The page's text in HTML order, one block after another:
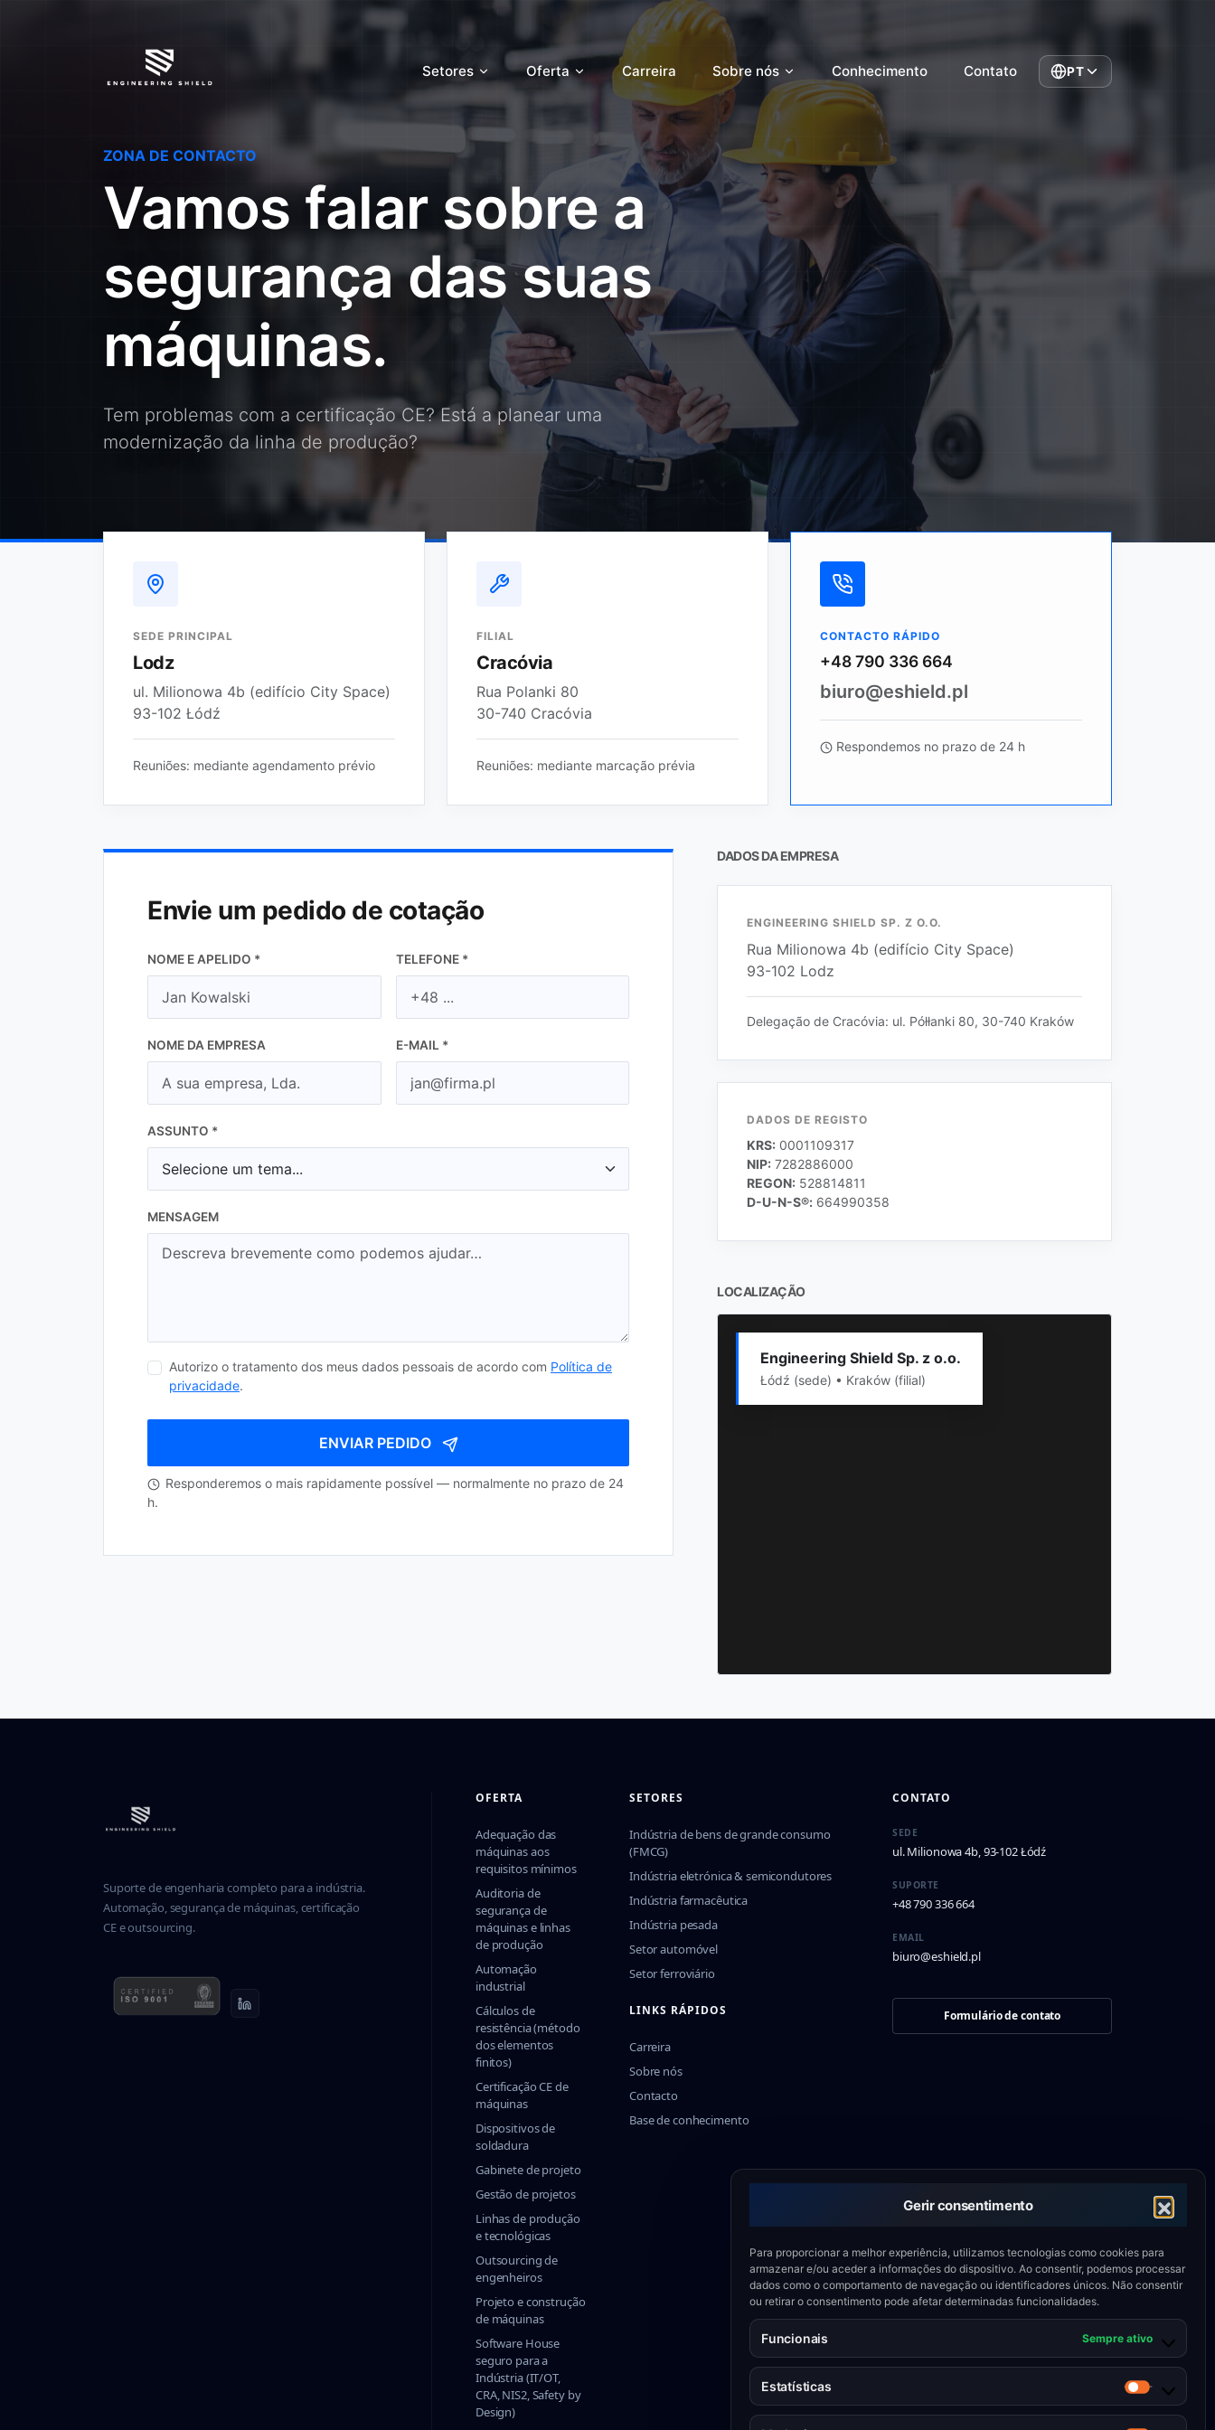
Gerir consentimento
Para proporcionar a melhor experiência, utilizamos tecnologias como cookies para
armazenar e/ou aceder a informações do dispositivo. Ao consentir, podemos processar
dados como o comportamento de navegação ou identificadores únicos. Não consentir
ou retirar o consentimento pode afetar determinadas funcionalidades.
Funcionais Sempre ativo
Estatísticas
Setores Oferta Carreira Sobre nós Conhecimento Contato PT
ZONA DE CONTACTO
Vamos falar sobre a
segurança das suas
máquinas.
Tem problemas com a certificação CE? Está a planear uma
modernização da linha de produção?
SEDE PRINCIPAL
Lodz
ul. Milionowa 4b (edifício City Space)
93-102 Łódź
Reuniões: mediante agendamento prévio
FILIAL
Cracóvia
Rua Polanki 80
30-740 Cracóvia
Reuniões: mediante marcação prévia
CONTACTO RÁPIDO
+48 790 336 664
biuro@eshield.pl
Respondemos no prazo de 24 h
Envie um pedido de cotação
NOME E APELIDO * TELEFONE *
NOME DA EMPRESA E-MAIL *
ASSUNTO *
MENSAGEM
Autorizo o tratamento dos meus dados pessoais de acordo com Política de
privacidade.
ENVIAR PEDIDO
Responderemos o mais rapidamente possível — normalmente no prazo de 24
h.
DADOS DA EMPRESA
ENGINEERING SHIELD SP. Z O.O.
Rua Milionowa 4b (edifício City Space)
93-102 Lodz
Delegação de Cracóvia: ul. Półłanki 80, 30-740 Kraków
DADOS DE REGISTO
KRS: 0001109317
NIP: 7282886000
REGON: 528814811
D-U-N-S®: 664990358
LOCALIZAÇÃO
Engineering Shield Sp. z o.o.
Łódź (sede) • Kraków (filial)
Suporte de engenharia completo para a indústria.
Automação, segurança de máquinas, certificação
CE e outsourcing.
OFERTA
Adequação das
máquinas aos
requisitos mínimos
Auditoria de
segurança de
máquinas e linhas
de produção
Automação
industrial
Cálculos de
resistência (método
dos elementos
finitos)
Certificação CE de
máquinas
Dispositivos de
soldadura
Gabinete de projeto
Gestão de projetos
Linhas de produção
e tecnológicas
Outsourcing de
engenheiros
Projeto e construção
de máquinas
Software House
seguro para a
Indústria (IT/OT,
CRA, NIS2, Safety by
Design)
SETORES
Indústria de bens de grande consumo
(FMCG)
Indústria eletrónica & semicondutores
Indústria farmacêutica
Indústria pesada
Setor automóvel
Setor ferroviário
LINKS RÁPIDOS
Carreira
Sobre nós
Contacto
Base de conhecimento
CONTATO
SEDE
ul. Milionowa 4b, 93-102 Łódź
SUPORTE
+48 790 336 664
EMAIL
biuro@eshield.pl
Formulário de contato